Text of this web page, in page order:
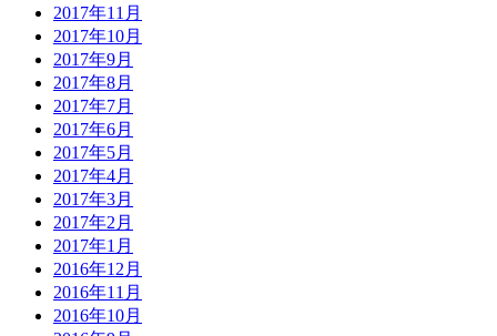
2017年11月
2017年10月
2017年9月
2017年8月
2017年7月
2017年6月
2017年5月
2017年4月
2017年3月
2017年2月
2017年1月
2016年12月
2016年11月
2016年10月